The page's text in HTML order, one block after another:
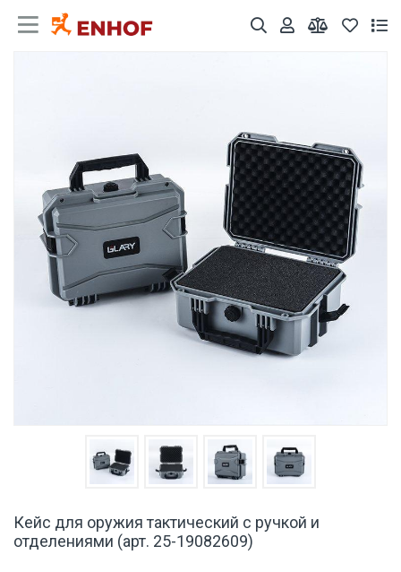
Кейс для оружия тактический с ручкой и
отделениями (арт. 25-19082609)